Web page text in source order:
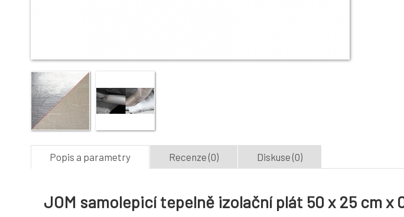
Popis a parametry Recenze (0) Diskuse (0)
JOM samolepicí tepelně izolační plát 50 x 25 cm x